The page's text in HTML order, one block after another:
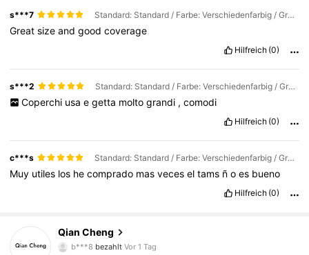
s***7 Standard: Standard / Farbe: Verschiedenfarbig / Größe: 100 Stck.
Greatsizeandgoodcoverage
Hilfreich (0)
s***2 Standard: Standard / Farbe: Verschiedenfarbig / Größe: 20 Stück
Coperchi usa e getta molto grandi , comodi
Hilfreich (0)
c***s Standard: Standard / Farbe: Verschiedenfarbig / Größe: 100 Stck.
Muy utiles los hecomprado masveceseltams ñoes bueno
Hilfreich (0)
Qian Cheng
4,87
1.4K Follower
b***8 bezahlt Vor 1 Tag